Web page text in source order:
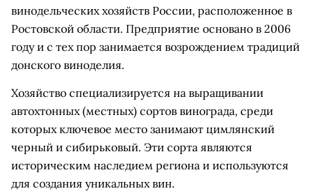
винодельческих хозяйств России, расположенное в
Ростовской области. Предприятие основано в 2006
году и с тех пор занимается возрождением традиций
донского виноделия.
Хозяйство специализируется на выращивании
автохтонных (местных) сортов винограда, среди
которых ключевое место занимают цимлянский
черный и сибирьковый. Эти сорта являются
историческим наследием региона и используются
для создания уникальных вин.